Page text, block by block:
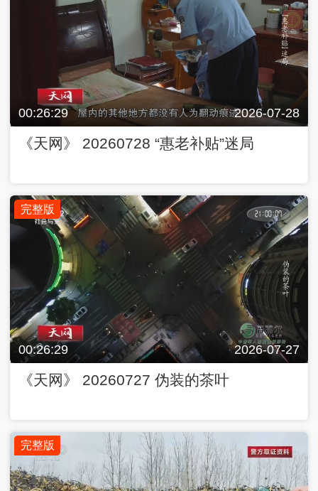
00:26:29 2026-07-28
《天网》 20260728 “惠老补贴”迷局
完整版
00:26:29 2026-07-27
《天网》 20260727 伪装的茶叶
完整版